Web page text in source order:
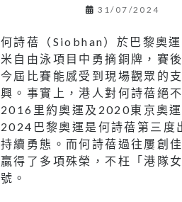
31/07/2024
何詩蓓（Siobhan）於巴黎奧
米自由泳項目中勇摘銅牌，賽
今屆比賽能感受到現場觀眾的
興。事實上，港人對何詩蓓絕
2016里約奧運及2020東京奧
2024巴黎奧運是何詩蓓第三度
持續勇態。而何詩蓓過往屢創
贏得了多項殊榮，不枉「港隊
號。